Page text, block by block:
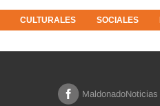
CULTURALES SOCIALES
MaldonadoNoticias